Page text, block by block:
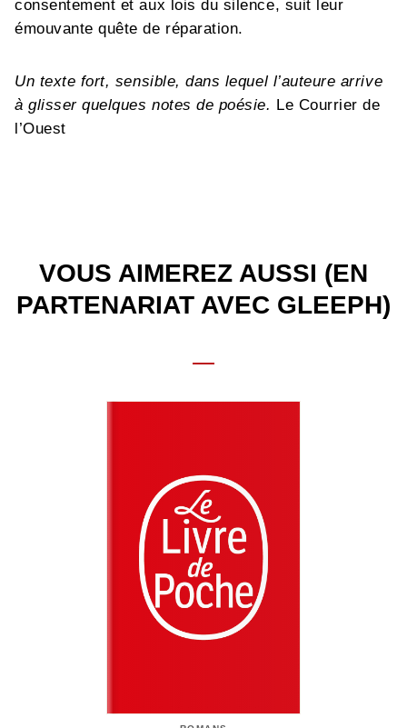
consentement et aux lois du silence, suit leur
émouvante quête de réparation.
Un texte fort, sensible, dans lequel l’auteure arrive
à glisser quelques notes de poésie. Le Courrier de
l’Ouest
VOUS AIMEREZ AUSSI (EN
PARTENARIAT AVEC GLEEPH)